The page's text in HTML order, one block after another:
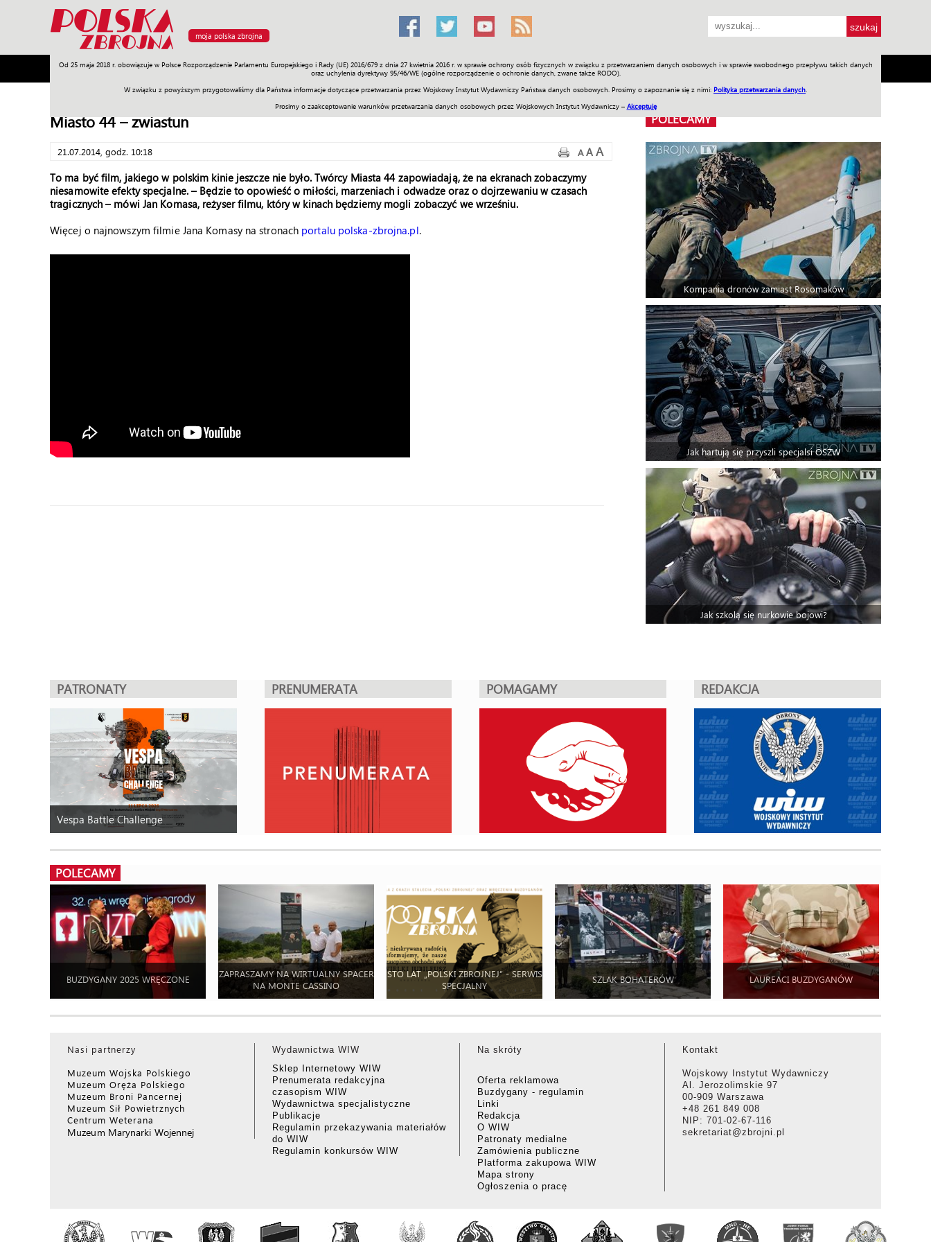
moja polska zbrojna
Od 25 maja 2018 r. obowiązuje w Polsce Rozporządzenie Parlamentu Europejskiego i Rady (UE) 2016/679 z dnia 27 kwietnia 2016 r. w sprawie ochrony osób fizycznych w związku z przetwarzaniem danych osobowych i w sprawie swobodnego przepływu takich danych
oraz uchylenia dyrektywy 95/46/WE (ogólne rozporządzenie o ochronie danych, zwane także RODO).
W związku z powyższym przygotowaliśmy dla Państwa informacje dotyczące przetwarzania przez Wojskowy Instytut Wydawniczy Państwa danych osobowych. Prosimy o zapoznanie się z nimi: Polityka przetwarzania danych
Prosimy o zaakceptowanie warunków przetwarzania danych osobowych przez Wojskowych Instytut Wydawniczy – Akceptuję
Armia Poligon Sprzęt Misje Polityka Prawo Świat Społeczność Sport Historia Galerie Wideo ENGLISH SKLEP Jednodniówki Praca w WIW
Miasto 44 – zwiastun
21.07.2014, godz. 10:18 A A A
To ma być film, jakiego w polskim kinie jeszcze nie było. Twórcy Miasta 44 zapowiadają, że na ekranach zobaczymy
niesamowite efekty specjalne. – Będzie to opowieść o miłości, marzeniach i odwadze oraz o dojrzewaniu w czasach
tragicznych – mówi Jan Komasa, reżyser filmu, który w kinach będziemy mogli zobaczyć we wrześniu.
Więcej o najnowszym filmie Jana Komasy na stronach portalu polska-zbrojna.pl.
POLECAMY
Kompania dronów zamiast Rosomaków
Jak hartują się przyszli specjalsi OSŻW
Jak szkolą się nurkowie bojowi?
PATRONATY
Vespa Battle Challenge
PRENUMERATA POMAGAMY REDAKCJA
POLECAMY
BUZDYGANY 2025 WRĘCZONE
ZAPRASZAMY NA WIRTUALNY SPACER
NA MONTE CASSINO
STO LAT „POLSKI ZBROJNEJ” - SERWIS
SPECJALNY
SZLAK BOHATERÓW LAUREACI BUZDYGANÓW
Nasi partnerzy
Muzeum Wojska Polskiego
Muzeum Oręża Polskiego
Muzeum Broni Pancernej
Muzeum Sił Powietrznych
Centrum Weterana
Muzeum Marynarki Wojennej
Wydawnictwa WIW
Sklep Internetowy WIW
Prenumerata redakcyjna
czasopism WIW
Wydawnictwa specjalistyczne
Publikacje
Regulamin przekazywania materiałów
do WIW
Regulamin konkursów WIW
Na skróty
Oferta reklamowa
Buzdygany - regulamin
Linki
Redakcja
O WIW
Patronaty medialne
Zamówienia publiczne
Platforma zakupowa WIW
Mapa strony
Ogłoszenia o pracę
Kontakt
Wojskowy Instytut Wydawniczy
Al. Jerozolimskie 97
00-909 Warszawa
+48 261 849 008
NIP: 701-02-67-116
sekretariat@zbrojni.pl